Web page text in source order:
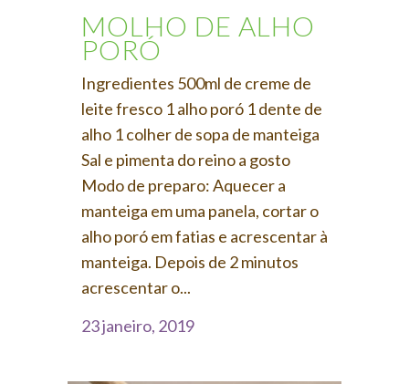
MOLHO DE ALHO
PORÓ
Ingredientes 500ml de creme de
leite fresco 1 alho poró 1 dente de
alho 1 colher de sopa de manteiga
Sal e pimenta do reino a gosto
Modo de preparo: Aquecer a
manteiga em uma panela, cortar o
alho poró em fatias e acrescentar à
manteiga. Depois de 2 minutos
acrescentar o...
23 janeiro, 2019